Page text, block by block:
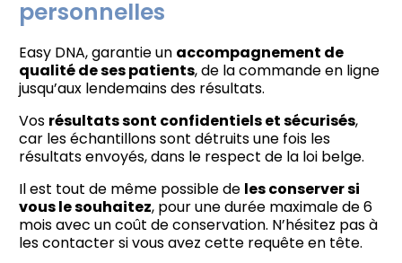
personnelles
Easy DNA, garantie un accompagnement de
qualité de ses patients, de la commande en ligne
jusqu’aux lendemains des résultats.
Vos résultats sont confidentiels et sécurisés,
car les échantillons sont détruits une fois les
résultats envoyés, dans le respect de la loi belge.
Il est tout de même possible de les conserver si
vous le souhaitez, pour une durée maximale de 6
mois avec un coût de conservation. N’hésitez pas à
les contacter si vous avez cette requête en tête.